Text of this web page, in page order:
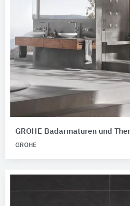
GROHE Badarmaturen und
GROHE